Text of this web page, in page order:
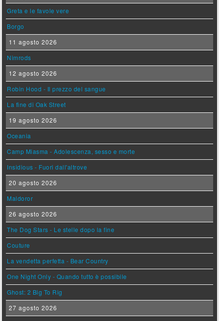
Greta e le favole vere
Borgo
11 agosto 2026
Nimrods
12 agosto 2026
Robin Hood - Il prezzo del sangue
La fine di Oak Street
19 agosto 2026
Oceania
Camp Miasma - Adolescenza, sesso e morte
Insidious - Fuori dall'altrove
20 agosto 2026
Maldoror
26 agosto 2026
The Dog Stars - Le stelle dopo la fine
Couture
La vendetta perfetta - Bear Country
One Night Only - Quando tutto è possibile
Ghost: 2 Big To Rig
27 agosto 2026